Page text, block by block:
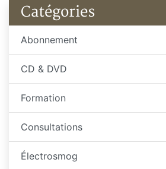
Catégories
Abonnement
CD & DVD
Formation
Consultations
Électrosmog